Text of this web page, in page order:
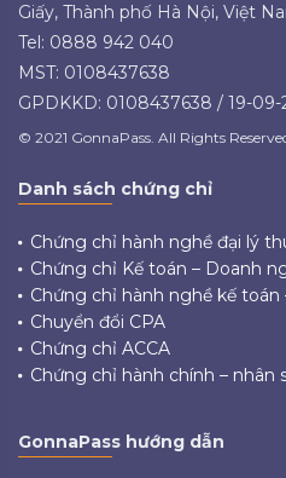
Giấy, Thành phố Hà Nội, Việt
Tel: 0888 942 040
MST: 0108437638
GPDKKD: 0108437638 / 19-09-
© 2021 GonnaPass. All Rights
Danh sách chứng chỉ
Chứng chỉ hành nghề đại lý
Chứng chỉ Kế toán – Doanh
Chứng chỉ hành nghề kế toán
Chuyển đổi CPA
Chứng chỉ ACCA
Chứng chỉ hành chính – nhân
GonnaPass hướng dẫn